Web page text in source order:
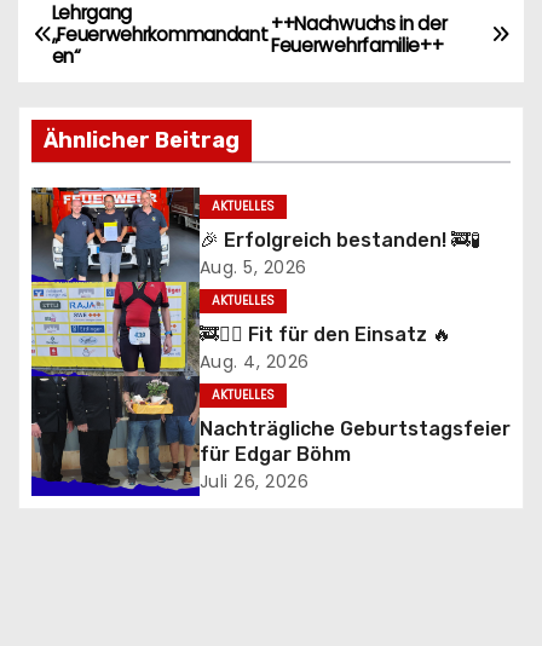
B
e
i
t
r
a
g
s
n
a
++Nachwuchs in der
Feuerwehrfamilie++
Lehrgang
„Feuerwehrkommandant
en“
Ähnlicher Beitrag
AKTUELLES
🎉 Erfolgreich bestanden! 🚒🧪
Aug. 5, 2026
AKTUELLES
🚒🏃‍♂️ Fit für den Einsatz 🔥
Aug. 4, 2026
AKTUELLES
Nachträgliche Geburtstagsfeier
für Edgar Böhm
Juli 26, 2026